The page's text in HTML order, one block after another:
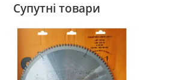
Супутні товари